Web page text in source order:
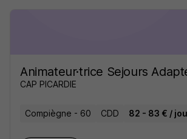
Animateur·trice Sejours
CAP PICARDIE
Compiègne - 60 CDD 82 - 83 € /